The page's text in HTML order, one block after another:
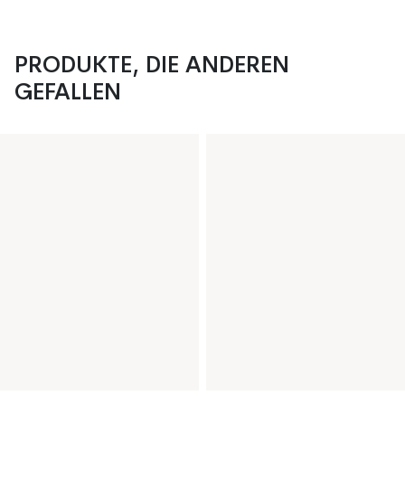
PRODUKTE, DIE ANDEREN
GEFALLEN